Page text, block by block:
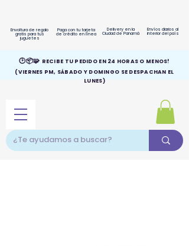
Envoltura de regalo
gratis para tus
juguetes
Paga con tu tarjeta
de crédito en línea
Delivery en la
Ciudad de Panamá
Envíos diarios al
interior del país
🕑📦🧩 RECIBE TU PEDIDO EN 24 HORAS O MENOS!
(VIERNES PM, SÁBADO Y DOMINGO SE DESPACHAN EL
LUNES)